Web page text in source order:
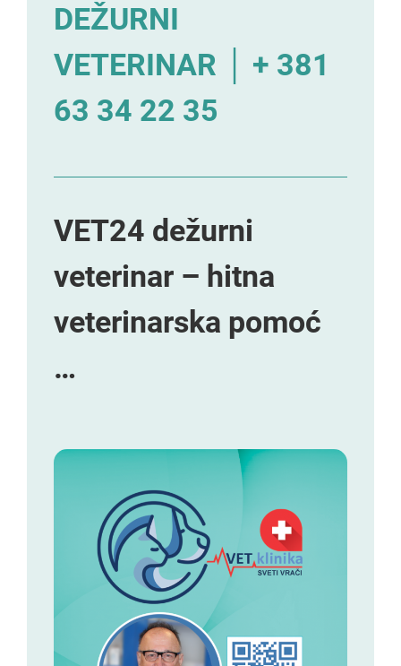
DEŽURNI
VETERINAR │ + 381
63 34 22 35
VET24 dežurni
veterinar – hitna
veterinarska pomoć
…